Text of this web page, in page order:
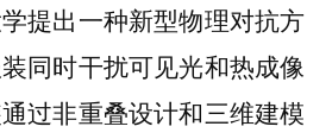
学提出一种新型物理对抗方
同时干扰可见光和热成像
过非重叠设计和三维建模